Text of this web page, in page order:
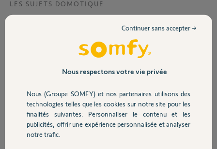
Volet
Sécurité
Domotique
LES SUJETS DOMOTIQUE
Plus de notification Tahoma via service
Sur mon compte Tahoma, j'ai changé l'adresse mail de notification
via le service alerte courriel (qui est bien actif dans mon compte), et
J'ai pourtant bien confirmé avec la reception et la saisie du code de
confirmation reçu sur la nouvelle adresse mail ?
Merci de vos lumières pour corriger ce pb ...
Nous respectons votre vie privée
Nous (Groupe SOMFY) et nos partenaires utilisons des
technologies telles que les cookies sur notre site pour les
finalités suivantes: Personnaliser le contenu et les
publicités, offrir une expérience personnalisée et analyser
notre trafic.
Continuer sans accepter →